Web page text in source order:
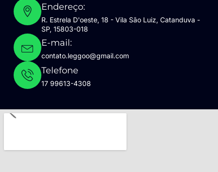
Endereço:
R. Estrela D'oeste, 18 - Vila São Luiz, Catanduva -
SP, 15803-018
E-mail:
contato.leggoo@gmail.com
Telefone
17 99613-4308